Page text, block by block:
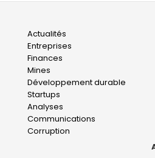
Main
navigation
Actualités
Entreprises
Finances
Mines
Développement durable
Startups
Analyses
Communications
Corruption